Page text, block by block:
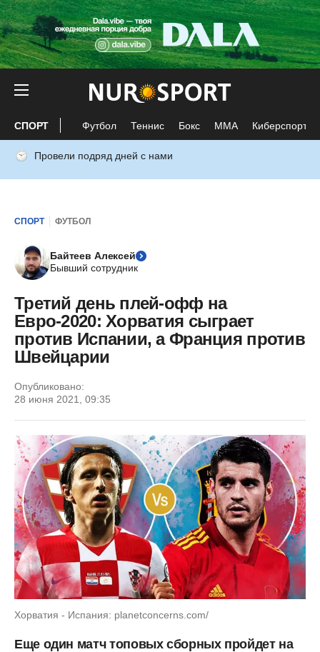
СПОРТ Футбол Теннис Бокс ММА Киберспорт
Провели подряд дней с нами
СПОРТ ФУТБОЛ
Байтеев Алексей
Бывший сотрудник
Третий день плей-офф на
Евро-2020: Хорватия сыграет
против Испании, а Франция против
Швейцарии
Опубликовано:
28 июня 2021, 09:35
Хорватия - Испания: planetconcerns.com/
Еще один матч топовых сборных пройдет на